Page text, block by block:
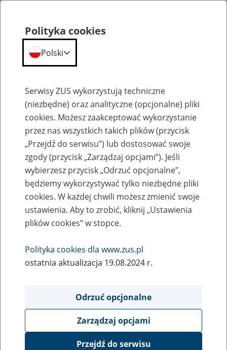
Petycje
Zanim wyślesz petycję
stycznia
2019
Zagadnienia związane ze składaniem i rozpatrywaniem
o petycjach (Dz. U. 2017 poz. 1123).
Co może być przedmiotem petycji?
Polityka cookies
Polski
Serwisy ZUS wykorzystują techniczne
(niezbędne) oraz analityczne (opcjonalne) pliki
cookies. Możesz zaakceptować wykorzystanie
przez nas wszystkich takich plików (przycisk
„Przejdź do serwisu”) lub dostosować swoje
zgody (przycisk „Zarządzaj opcjami”). Jeśli
wybierzesz przycisk „Odrzuć opcjonalne”,
będziemy wykorzystywać tylko niezbędne pliki
cookies. W każdej chwili możesz zmienić swoje
ustawienia. Aby to zrobić, kliknij „Ustawienia
plików cookies” w stopce.
Polityka cookies dla www.zus.pl
ostatnia aktualizacja 19.08.2024 r.
Odrzuć opcjonalne
Zarządzaj opcjami
Przejdź do serwisu